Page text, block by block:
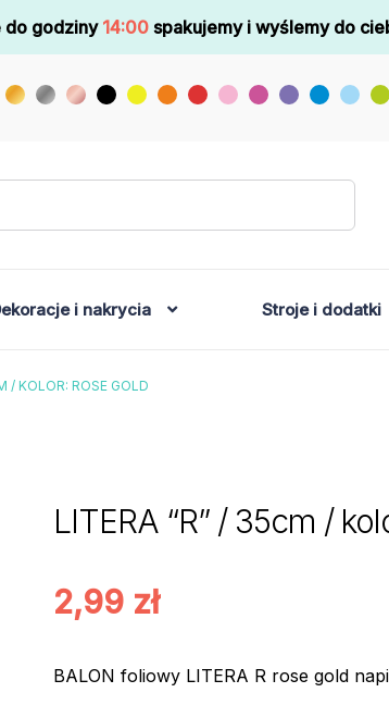
do godziny 14:00 spakujemy i wyślemy do
i nakrycia Stroje i dodatki
/ KOLOR: ROSE GOLD
LITERA “R” / 35cm /
2,99 zł
BALON foliowy LITERA R rose gold